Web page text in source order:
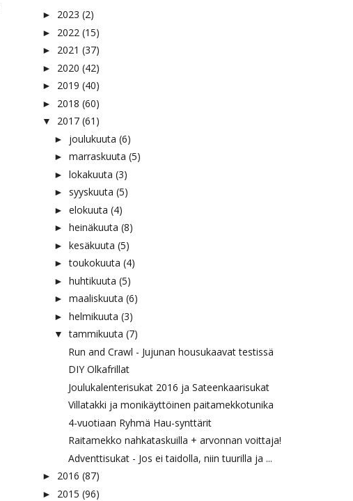
► 2023 (2)
► 2022 (15)
► 2021 (37)
► 2020 (42)
► 2019 (40)
► 2018 (60)
▼ 2017 (61)
► joulukuuta (6)
► marraskuuta (5)
► lokakuuta (3)
► syyskuuta (5)
► elokuuta (4)
► heinäkuuta (8)
► kesäkuuta (5)
►toukokuuta (4)
► huhtikuuta (5)
► maaliskuuta (6)
► helmikuuta (3)
▼ tammikuuta (7)
Run and Crawl - Jujunan housukaavat testissä
DIY Olkafrillat
Joulukalenterisukat 2016 ja Sateenkaarisukat
Villatakki ja monikäyttöinen paitamekkotunika
4-vuotiaan Ryhmä Hau-synttärit
Raitamekko nahkataskuilla + arvonnan voittaja!
Adventtisukat - Jos ei taidolla, niin tuurilla ja ...
► 2016 (87)
► 2015 (96)